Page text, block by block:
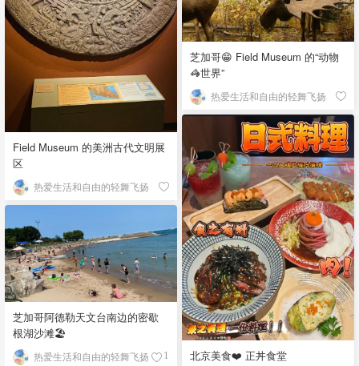
Field Museum 的美洲古代文明展
区
热爱生活和自由的轻舞飞扬
芝加哥😁 Field Museum 的“动物
🦓世界”
热爱生活和自由的轻舞飞扬
北京美食❤️ 正丼食堂
芝加哥阿德勒天文台南边的密歇
根湖沙滩🏖️
热爱生活和自由的轻舞飞扬 1